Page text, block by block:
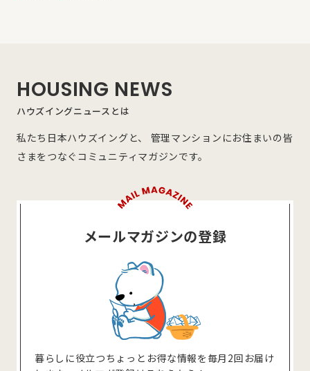
HOUSING NEWS
ハウズイングニュースとは
私たち日本ハウズイングと、 管理マンションにお住まいの皆
さまをつなぐコミュニティマガジンです。
メールマガジンの登録
暮らしに役⽴つちょっとお得な情報を毎⽉2回お届け